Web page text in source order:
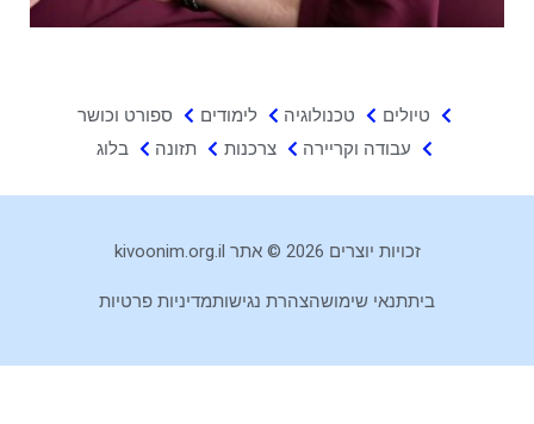
טיולים טכנולוגיה לימודים
ספורט וכושר
עבודה וקריירה
צרכנות תזונה בלוג
זכויות יוצרים 2026 © אתר kivoonim.org.il
תנאי שימושהצהרת נגישותמדיניות פרטיות